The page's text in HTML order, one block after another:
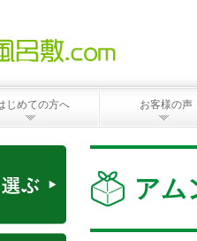
じめての方へ お客様の声
アム